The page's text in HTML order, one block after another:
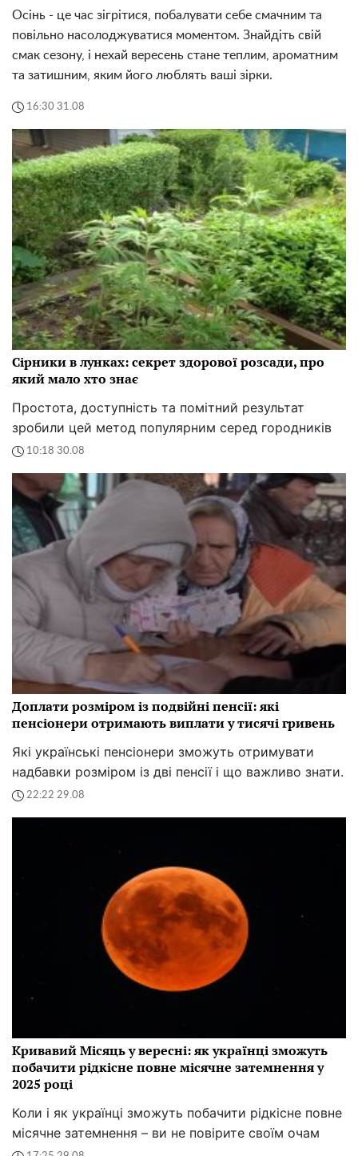
Осінь - це час зігрітися, побалувати себе смачним та
повільно насолоджуватися моментом. Знайдіть свій
смак сезону, і нехай вересень стане теплим, ароматним
та затишним, яким його люблять ваші зірки.
16:30 31.08
Сірники в лунках: секрет здорової розсади, про
який мало хто знає
Простота, доступність та помітний результат
зробили цей метод популярним серед городників
10:18 30.08
Доплати розміром із подвійні пенсії: які
пенсіонери отримають виплати у тисячі гривень
Які українські пенсіонери зможуть отримувати
надбавки розміром із дві пенсії і що важливо знати.
22:22 29.08
Кривавий Місяць у вересні: як українці зможуть
побачити рідкісне повне місячне затемнення у
2025 році
Коли і як українці зможуть побачити рідкісне повне
місячне затемнення – ви не повірите своїм очам